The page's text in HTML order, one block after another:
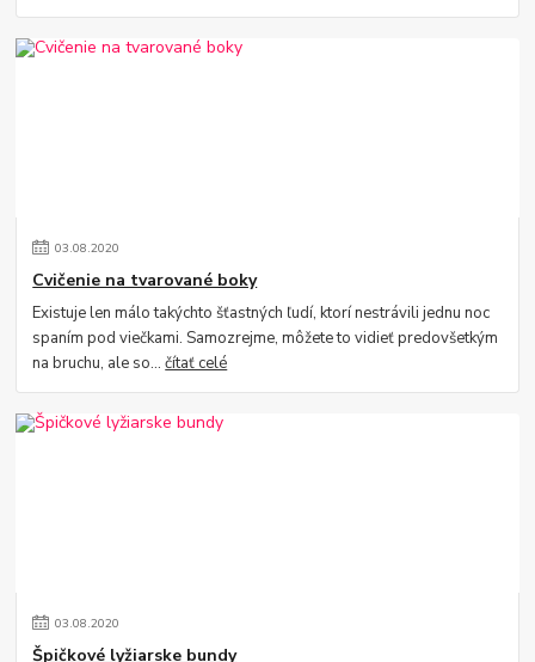
03.08.2020
Cvičenie na tvarované boky
Existuje len málo takýchto šťastných ľudí, ktorí nestrávili jednu noc
spaním pod viečkami. Samozrejme, môžete to vidieť predovšetkým
na bruchu, ale so...čítať celé
03.08.2020
Špičkové lyžiarske bundy